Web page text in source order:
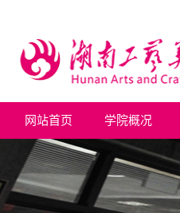
网站首页 学院概况